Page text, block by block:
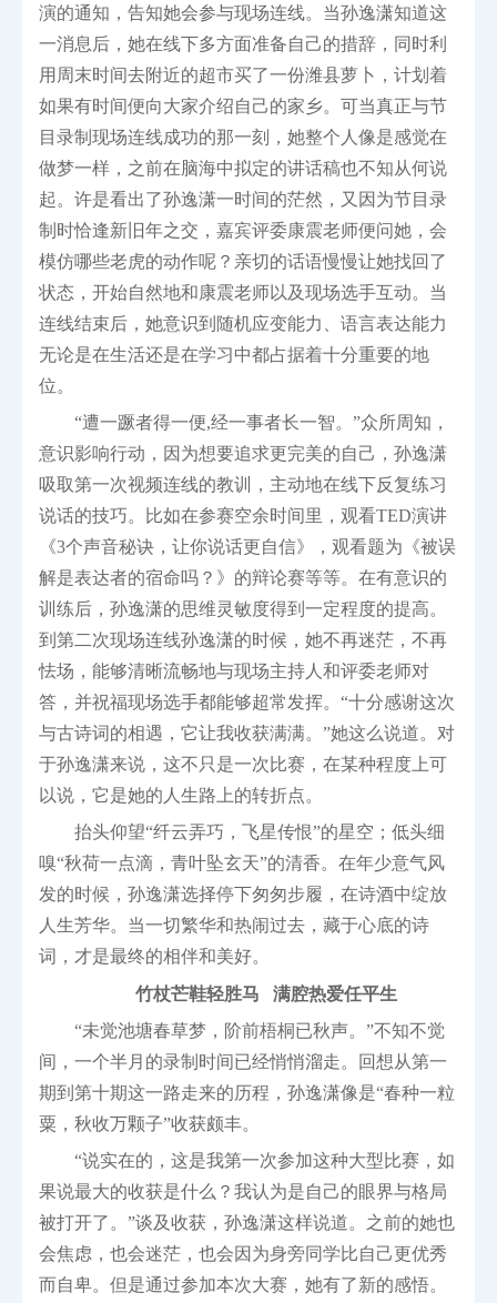
演的通知，告知她会参与现场连线。当孙逸潇知道这
一消息后，她在线下多方面准备自己的措辞，同时利
用周末时间去附近的超市买了一份潍县萝卜，计划着
如果有时间便向大家介绍自己的家乡。可当真正与节
目录制现场连线成功的那一刻，她整个人像是感觉在
做梦一样，之前在脑海中拟定的讲话稿也不知从何说
起。许是看出了孙逸潇一时间的茫然，又因为节目录
制时恰逢新旧年之交，嘉宾评委康震老师便问她，会
模仿哪些老虎的动作呢？亲切的话语慢慢让她找回了
状态，开始自然地和康震老师以及现场选手互动。当
连线结束后，她意识到随机应变能力、语言表达能力
无论是在生活还是在学习中都占据着十分重要的地
位。
“遭一蹶者得一便,经一事者长一智。”众所周知，
意识影响行动，因为想要追求更完美的自己，孙逸潇
吸取第一次视频连线的教训，主动地在线下反复练习
说话的技巧。比如在参赛空余时间里，观看TED演讲
《3个声音秘诀，让你说话更自信》，观看题为《被误
解是表达者的宿命吗？》的辩论赛等等。在有意识的
训练后，孙逸潇的思维灵敏度得到一定程度的提高。
到第二次现场连线孙逸潇的时候，她不再迷茫，不再
怯场，能够清晰流畅地与现场主持人和评委老师对
答，并祝福现场选手都能够超常发挥。“十分感谢这次
与古诗词的相遇，它让我收获满满。”她这么说道。对
于孙逸潇来说，这不只是一次比赛，在某种程度上可
以说，它是她的人生路上的转折点。
抬头仰望“纤云弄巧，飞星传恨”的星空；低头细
嗅“秋荷一点滴，青叶坠玄天”的清香。在年少意气风
发的时候，孙逸潇选择停下匆匆步履，在诗酒中绽放
人生芳华。当一切繁华和热闹过去，藏于心底的诗
词，才是最终的相伴和美好。
竹杖芒鞋轻胜马 满腔热爱任平生
“未觉池塘春草梦，阶前梧桐已秋声。”不知不觉
间，一个半月的录制时间已经悄悄溜走。回想从第一
期到第十期这一路走来的历程，孙逸潇像是“春种一粒
粟，秋收万颗子”收获颇丰。
“说实在的，这是我第一次参加这种大型比赛，如
果说最大的收获是什么？我认为是自己的眼界与格局
被打开了。”谈及收获，孙逸潇这样说道。之前的她也
会焦虑，也会迷茫，也会因为身旁同学比自己更优秀
而自卑。但是通过参加本次大赛，她有了新的感悟。